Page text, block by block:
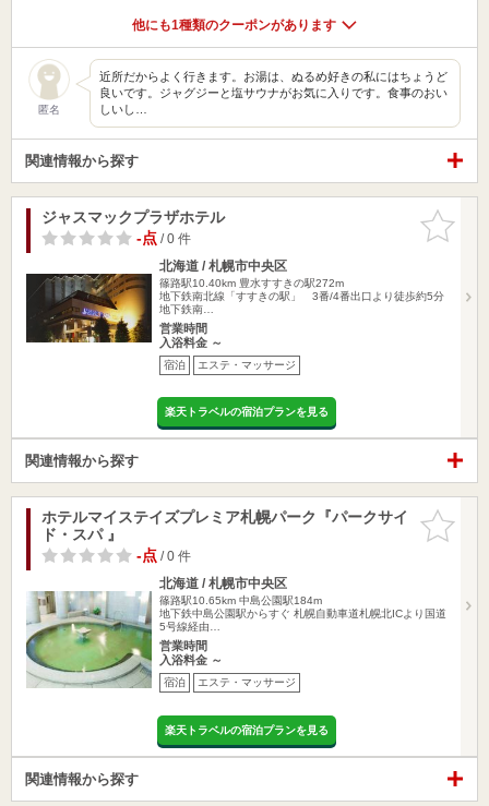
他にも1種類のクーポンがあります
匿名
近所だからよく行きます。お湯は、ぬるめ好きの私にはちょうど
良いです。ジャグジーと塩サウナがお気に入りです。食事のおい
しいし…
関連情報から探す
お気に入
りに追加
ジャスマックプラザホテル
-点/ 0 件
北海道 / 札幌市中央区
篠路駅10.40km 豊水すすきの駅272m
地下鉄南北線「すすきの駅」 3番/4番出口より徒歩約5分
地下鉄南…
営業時間
入浴料金 ～
宿泊 エステ・マッサージ
楽天トラベルの宿泊プランを見る
関連情報から探す
お気に入
りに追加
ホテルマイステイズプレミア札幌パーク『パークサイ
ド・スパ 』
-点/ 0 件
北海道 / 札幌市中央区
篠路駅10.65km 中島公園駅184m
地下鉄中島公園駅からすぐ 札幌自動車道札幌北ICより国道
5号線経由…
営業時間
入浴料金 ～
宿泊 エステ・マッサージ
楽天トラベルの宿泊プランを見る
関連情報から探す